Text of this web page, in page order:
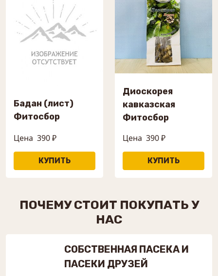
Бадан (лист)
Фитосбор
Цена 390 ₽
Диоскорея
кавказская
Фитосбор
Цена 390 ₽
ПОЧЕМУ СТОИТ ПОКУПАТЬ У
НАС
СОБСТВЕННАЯ ПАСЕКА И
ПАСЕКИ ДРУЗЕЙ